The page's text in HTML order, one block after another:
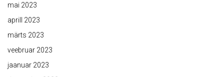
mai 2023
aprill 2023
märts 2023
veebruar 2023
jaanuar 2023